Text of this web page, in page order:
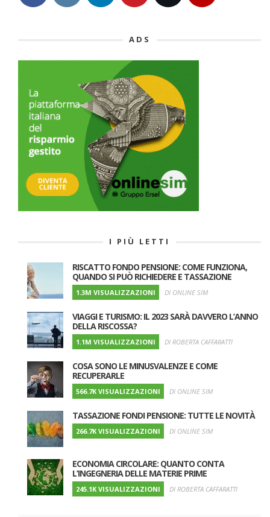
ADS
I PIÙ LETTI
RISCATTO FONDO PENSIONE: COME FUNZIONA,
QUANDO SI PUÒ RICHIEDERE E TASSAZIONE
1.3M VISUALIZZAZIONI DI ONLINE SIM
VIAGGI E TURISMO: IL 2023 SARÀ DAVVERO L’ANNO
DELLA RISCOSSA?
1.1M VISUALIZZAZIONI DI ROBERTA CAFFARATTI
COSA SONO LE MINUSVALENZE E COME
RECUPERARLE
566.7K VISUALIZZAZIONI DI ONLINE SIM
TASSAZIONE FONDI PENSIONE: TUTTE LE NOVITÀ
266.7K VISUALIZZAZIONI DI ONLINE SIM
ECONOMIA CIRCOLARE: QUANTO CONTA
L’INGEGNERIA DELLE MATERIE PRIME
245.1K VISUALIZZAZIONI DI ROBERTA CAFFARATTI